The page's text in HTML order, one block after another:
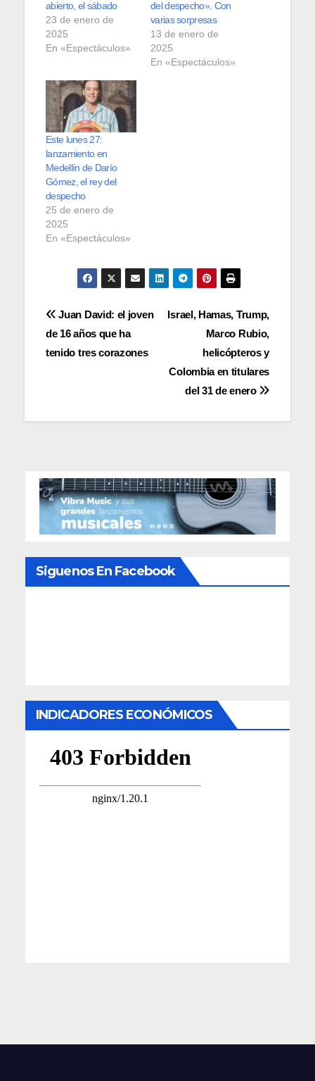
abierto, el sábado
23 de enero de
2025
En «Espectáculos»
del despecho». Con
varias sorpresas
13 de enero de
2025
En «Espectáculos»
Este lunes 27:
lanzamiento en
Medellín de Darío
Gómez, el rey del
despecho
25 de enero de
2025
En «Espectáculos»
Navegación
de
Israel, Hamas, Trump,
Marco Rubio,
helicópteros y
Colombia en titulares
del 31 de enero
Juan David: el joven
de 16 años que ha
tenido tres corazones
Siguenos En Facebook
INDICADORES ECONÓMICOS